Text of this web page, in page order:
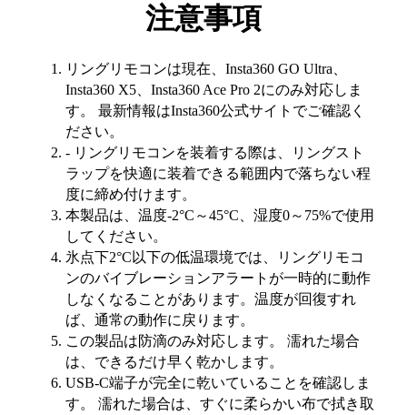
注意事項
リングリモコンは現在、Insta360 GO Ultra、
Insta360 X5、Insta360 Ace Pro 2にのみ対応しま
す。 最新情報はInsta360公式サイトでご確認く
ださい。
- リングリモコンを装着する際は、リングスト
ラップを快適に装着できる範囲内で落ちない程
度に締め付けます。
本製品は、温度-2°C～45°C、湿度0～75%で使用
してください。
氷点下2°C以下の低温環境では、リングリモコ
ンのバイブレーションアラートが一時的に動作
しなくなることがあります。温度が回復すれ
ば、通常の動作に戻ります。
この製品は防滴のみ対応します。 濡れた場合
は、できるだけ早く乾かします。
USB-C端子が完全に乾いていることを確認しま
す。 濡れた場合は、すぐに柔らかい布で拭き取